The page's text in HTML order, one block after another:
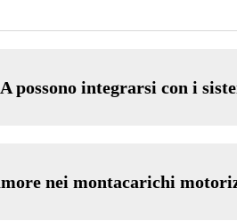
possono integrarsi con i
nei montacarichi